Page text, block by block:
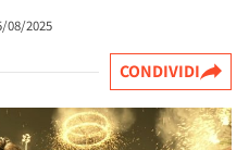
08/2025
CONDIVIDI